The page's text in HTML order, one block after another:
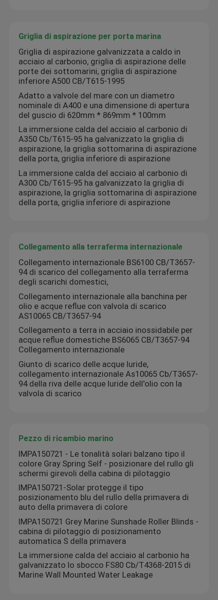
Griglia di aspirazione per porta marina
Griglia di aspirazione galvanizzata a caldo in
acciaio al carbonio, griglia di aspirazione delle
porte dei sottomarini, griglia di aspirazione
inferiore A500 CB/T615-1995
Adatto a valvole del mare con un diametro
nominale di A400 e una dimensione di apertura
del guscio di 620mm * 869mm * 100mm
La immersione calda del acciaio al carbonio di
A350 Cb/T615-95 ha galvanizzato la griglia di
aspirazione, la griglia sottomarina di aspirazione
della porta, griglia inferiore di aspirazione
La immersione calda del acciaio al carbonio di
A300 Cb/T615-95 ha galvanizzato la griglia di
aspirazione, la griglia sottomarina di aspirazione
della porta, griglia inferiore di aspirazione
Collegamento alla terraferma internazionale
Collegamento internazionale BS6100 CB/T3657-
94 di scarico del collegamento alla terraferma
degli scarichi domestici,
Collegamento internazionale alla banchina per
olio e acque reflue con valvola di scarico
AS10065 CB/T3657-94
Collegamento a terra in acciaio inossidabile per
acque reflue domestiche BS6065 CB/T3657-94
Collegamento internazionale
Giunto di scarico delle acque luride,
collegamento internazionale As10065 Cb/T3657-
94 della riva delle acque luride dell'olio con la
valvola di scarico
Pezzo di ricambio marino
IMPA150721 - Le tonalità solari balzano tipo il
colore Gray Spring Self - posizionare del rullo gli
schermi girevoli della cabina di pilotaggio
IMPA150721-Solar protegge il tipo
posizionamento blu del rullo della primavera di
auto della primavera di colore
IMPA150721 Grey Marine Sunshade Roller Blinds -
cabina di pilotaggio di posizionamento
automatica S della primavera
La immersione calda del acciaio al carbonio ha
galvanizzato lo sbocco FS80 Cb/T4368-2015 di
Marine Wall Mounted Water Leakage